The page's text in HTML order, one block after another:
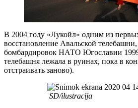
В 2004 году «Лукойл» одним из
восстановление Авальской
бомбардировок НАТО Югославии 1999
телебашня лежала в руинах, пока в
отстраивать заново).
SD/ilustracija